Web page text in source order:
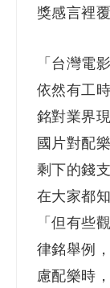
獎感言裡
「台灣電
依然有工
銘對業界
國片對配
剩下的錢
在大家都
「但有些
律銘舉例
慮配樂時